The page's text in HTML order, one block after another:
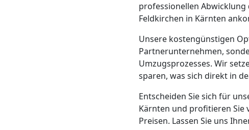
professionellen
Feldkirchen in Kärnten
Unsere kostengünstigen
Partnerunternehmen,
Umzugsprozesses. Wir
sparen, was sich direkt in
Entscheiden Sie sich für
Kärnten und profitieren Sie
Preisen. Lassen Sie uns